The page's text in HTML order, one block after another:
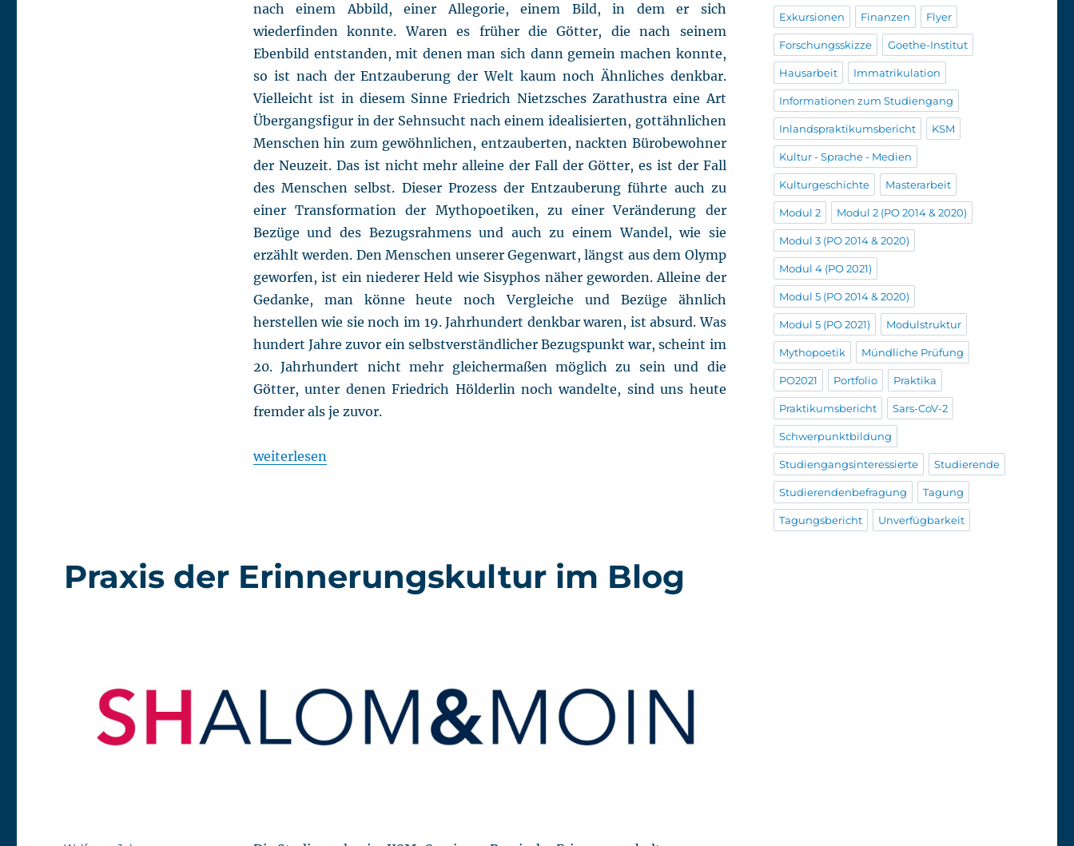
nach einem Abbild, einer Allegorie, einem Bild, in dem er sich
wiederfinden konnte. Waren es früher die Götter, die nach seinem
Ebenbild entstanden, mit denen man sich dann gemein machen konnte,
so ist nach der Entzauberung der Welt kaum noch Ähnliches denkbar.
Vielleicht ist in diesem Sinne Friedrich Nietzsches Zarathustra eine Art
Übergangsfigur in der Sehnsucht nach einem idealisierten, gottähnlichen
Menschen hin zum gewöhnlichen, entzauberten, nackten Bürobewohner
der Neuzeit. Das ist nicht mehr alleine der Fall der Götter, es ist der Fall
des Menschen selbst. Dieser Prozess der Entzauberung führte auch zu
einer Transformation der Mythopoetiken, zu einer Veränderung der
Bezüge und des Bezugsrahmens und auch zu einem Wandel, wie sie
erzählt werden. Den Menschen unserer Gegenwart, längst aus dem Olymp
geworfen, ist ein niederer Held wie Sisyphos näher geworden. Alleine der
Gedanke, man könne heute noch Vergleiche und Bezüge ähnlich
herstellen wie sie noch im 19. Jahrhundert denkbar waren, ist absurd. Was
hundert Jahre zuvor ein selbstverständlicher Bezugspunkt war, scheint im
20. Jahrhundert nicht mehr gleichermaßen möglich zu sein und die
Götter, unter denen Friedrich Hölderlin noch wandelte, sind uns heute
fremder als je zuvor.
„Der unglückliche Sisyphos“
weiterlesen
Praxis der Erinnerungskultur im Blog
Exkursionen Finanzen Flyer
Forschungsskizze Goethe-Institut
Hausarbeit Immatrikulation
Informationen zum Studiengang
Inlandspraktikumsbericht KSM
Kultur - Sprache - Medien
Kulturgeschichte Masterarbeit
Modul 2 Modul 2 (PO 2014 & 2020)
Modul 3 (PO 2014 & 2020)
Modul 4 (PO 2021)
Modul 5 (PO 2014 & 2020)
Modul 5 (PO 2021) Modulstruktur
Mythopoetik Mündliche Prüfung
PO2021 Portfolio Praktika
Praktikumsbericht Sars-CoV-2
Schwerpunktbildung
Studiengangsinteressierte Studierende
Studierendenbefragung Tagung
Tagungsbericht Unverfügbarkeit